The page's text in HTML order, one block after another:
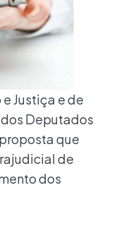
Justiça e de
Deputados
que
de
dos